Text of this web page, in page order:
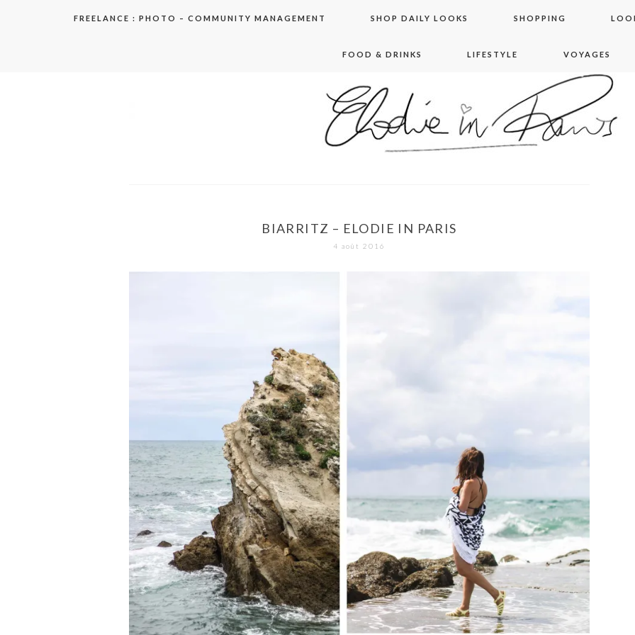
FREELANCE : PHOTO – COMMUNITY MANAGEMENT SHOP DAILY LOOKS SHOPPING
FOOD & DRINKS LIFESTYLE VOYAGES
elodie in paris
BIARRITZ – ELODIE IN PARIS
4 août 2016